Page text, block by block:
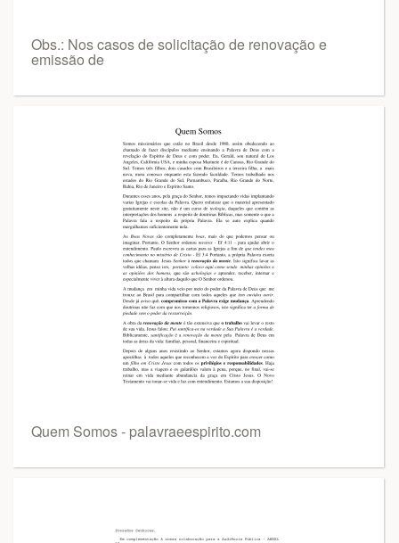
Obs.: Nos casos de solicitação de renovação e
emissão de
Quem Somos - palavraeespirito.com